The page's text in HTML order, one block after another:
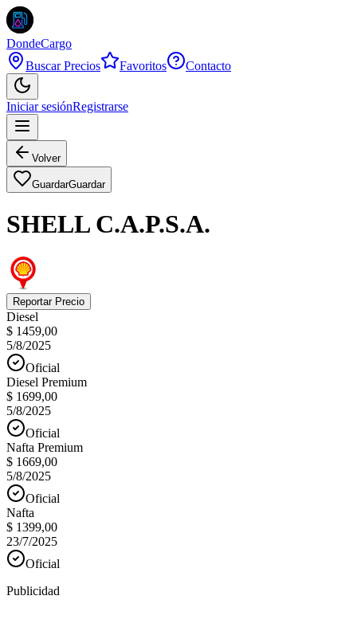
DondeCargo
Buscar Precios
Favoritos Contacto
Iniciar sesiónRegistrarse
Volver
GuardarGuardar
SHELL C.A.P.S.A.
Reportar Precio
Diesel
$ 1459,00
5/8/2025
Oficial
Diesel Premium
$ 1699,00
5/8/2025
Oficial
Nafta Premium
$ 1669,00
5/8/2025
Oficial
Nafta
$ 1399,00
23/7/2025
Oficial
Publicidad